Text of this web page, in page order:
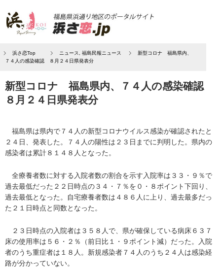
浜さ恋Top ニュース 福島民報ニュース
新型コロナ 福島県内、
７４人の感染確認 ８月２４日県発表分
新型コロナ 福島県内、７４人の感染確認
８月２４日県発表分
福島県は県内で７４人の新型コロナウイルス感染が確認されたと
２４日、発表した。７４人の陽性は２３日までに判明した。県内の
感染者は累計８１４８人となった。
全療養者数に対する入院者数の割合を示す入院率は３３・９％で
過去最低だった２２日時点の３４・７％を０・８ポイント下回り、
過去最低となった。自宅療養者数は４８６人に上り、過去最多だっ
た２１日時点と同数となった。
２３日時点の入院者は３５８人で、県が確保している病床６３７
床の使用率は５６・２％（前日比１・９ポイント減）だった。入院
者のうち重症者は１８人。新規感染者７４人のうち２４人は感染経
路が分かっていない。